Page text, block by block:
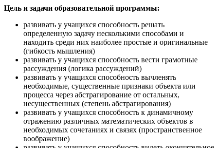
Цель и задачи образовательной программы:
развивать у учащихся способность решать
определенную задачу несколькими способами и
находить среди них наиболее простые и оригинальные
(гибкость мышления)
развивать у учащихся способность вести грамотные
рассуждения (логика рассуждений)
развивать у учащихся способность вычленять
необходимые, существенные признаки объекта или
процесса через абстрагирование от остальных,
несущественных (степень абстрагирования)
развивать у учащихся способность к динамичному
отражению различных математических объектов в
необходимых сочетаниях и связях (пространственное
воображение)